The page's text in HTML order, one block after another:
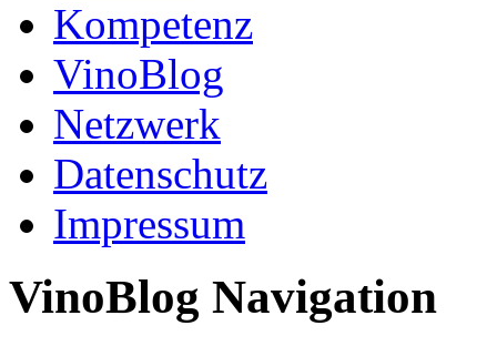
Kompetenz
VinoBlog
Netzwerk
Datenschutz
Impressum
VinoBlog Navigation